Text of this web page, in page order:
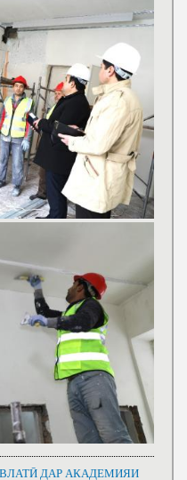
ДАР АКАДЕМИЯИ